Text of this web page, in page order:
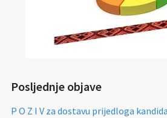
Posljednje objave
P O Z I V za dostavu prijedloga